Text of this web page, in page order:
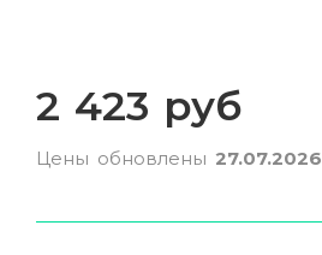
2 423 руб
Цены обновлены 27.07.2026